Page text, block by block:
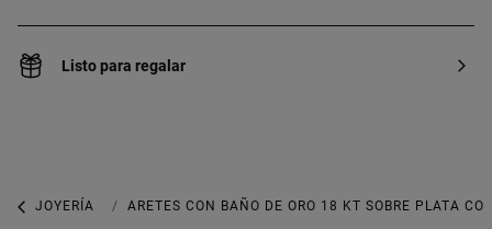
Listo para regalar
JOYERÍA JOYAS CON GEMAS
ARETES CON BAÑO DE ORO 18 KT SOBRE PLATA